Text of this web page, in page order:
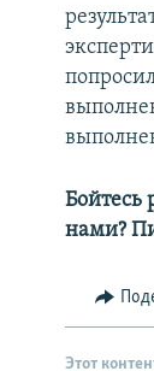
Бойтесь
нами?
Этот